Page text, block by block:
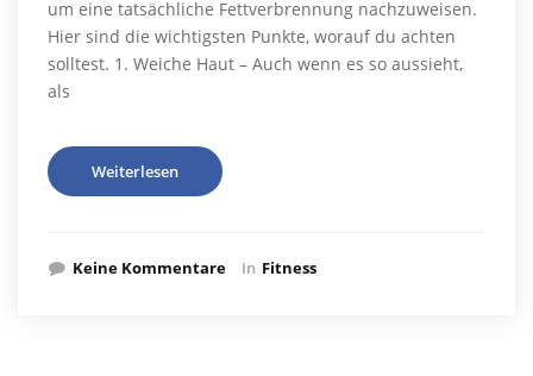
um eine tatsächliche Fettverbrennung nachzuweisen.
Hier sind die wichtigsten Punkte, worauf du achten
solltest. 1. Weiche Haut – Auch wenn es so aussieht,
als
Weiterlesen
Keine Kommentare In Fitness